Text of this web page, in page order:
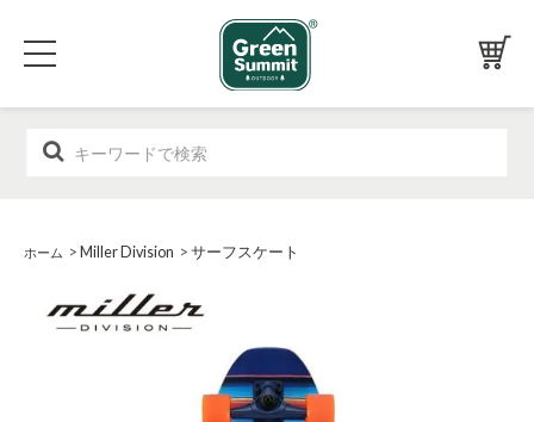
ホーム > Miller Division > サーフスケート